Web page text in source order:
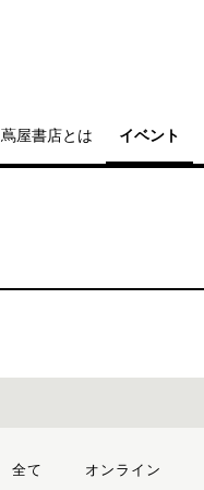
蔦屋書店とは イベント
全て オンライン